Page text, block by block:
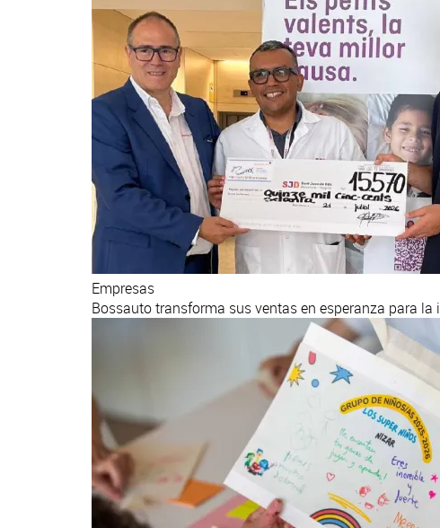
Empresas
Bossauto transforma sus ventas en esperanza para